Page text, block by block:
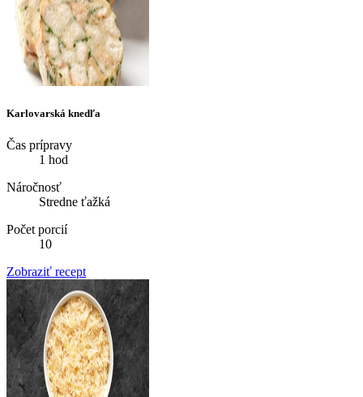
Karlovarská knedľa
Čas prípravy
1 hod
Náročnosť
Stredne ťažká
Počet porcií
10
Zobraziť recept